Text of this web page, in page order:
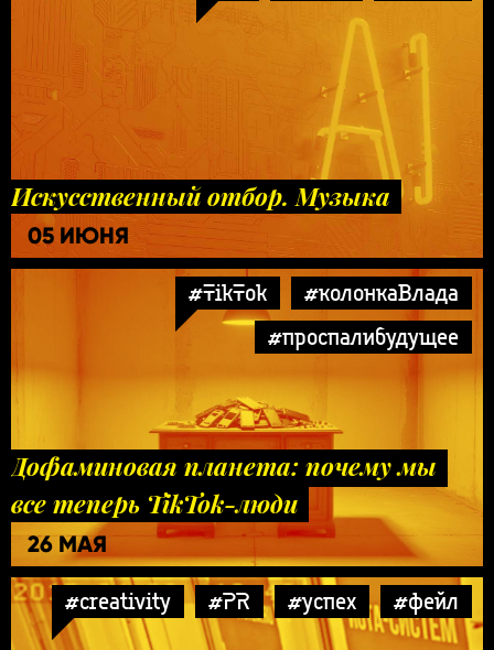
Искусственный отбор. Музыка
05 ИЮНЯ
#TikTok
#колонкаВлада
#проспалибудущее
Дофаминовая планета: почему мы
все теперь TikTok-люди
26 МАЯ
#creativity #PR #успех #фейл